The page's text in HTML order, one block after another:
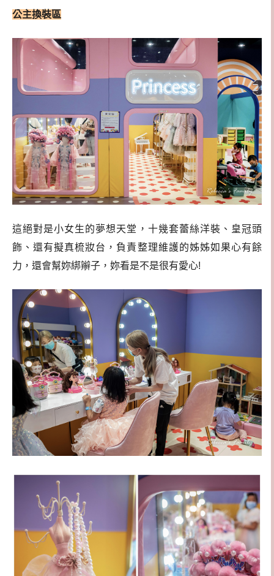
公主換裝區
這絕對是小女生的夢想天堂，十幾套蕾絲洋裝、皇冠頭
飾、還有擬真梳妝台，負責整理維護的姊姊如果心有餘
力，還會幫妳綁辮子，妳看是不是很有愛心!